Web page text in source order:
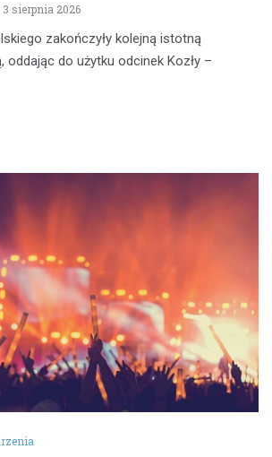
3 sierpnia 2026
zakończyły kolejną istotną
oddając do użytku odcinek Kozły –